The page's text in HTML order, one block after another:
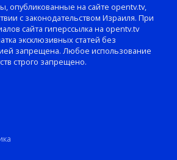
опубликованные на сайте opentv.tv,
с законодательством Израиля. При
сайта гиперссылка на opentv.tv
эксклюзивных статей без
запрещена. Любое использование
строго запрещено.